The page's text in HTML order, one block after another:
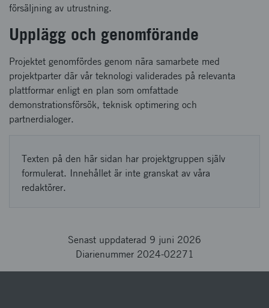
försäljning av utrustning.
Upplägg och genomförande
Projektet genomfördes genom nära samarbete med
projektparter där vår teknologi validerades på relevanta
plattformar enligt en plan som omfattade
demonstrationsförsök, teknisk optimering och
partnerdialoger.
Texten på den här sidan har projektgruppen själv
formulerat. Innehållet är inte granskat av våra
redaktörer.
Senast uppdaterad 9 juni 2026
Diarienummer 2024-02271